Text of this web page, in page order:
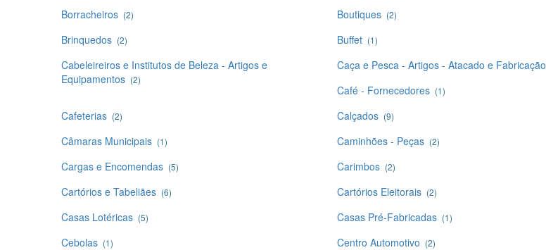
Borracheiros (2) Boutiques (2)
Brinquedos (2) Buffet (1)
Cabeleireiros e Institutos de Beleza - Artigos e
Equipamentos (2)
Caça e Pesca - Artigos - Atacado e Fabricação
Café - Fornecedores (1)
Cafeterias (2) Calçados (9)
Câmaras Municipais (1) Caminhões - Peças (2)
Cargas e Encomendas (5) Carimbos (2)
Cartórios e Tabeliães (6) Cartórios Eleitorais (2)
Casas Lotéricas (5) Casas Pré-Fabricadas (1)
Cebolas (1) Centro Automotivo (2)